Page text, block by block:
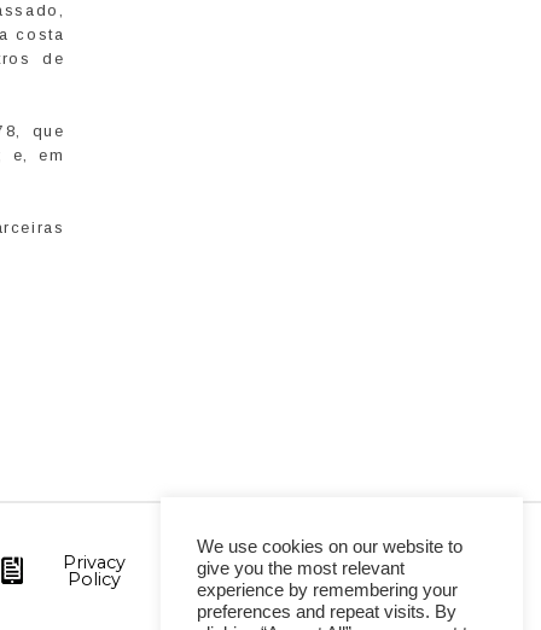
costa
de
que
e, em
Privacy
Policy
We use cookies on our website to
give you the most relevant
experience by remembering your
preferences and repeat visits. By